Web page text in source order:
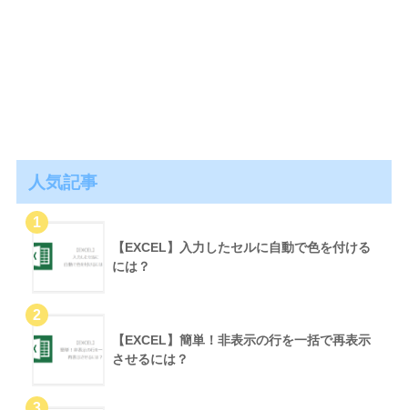
人気記事
【EXCEL】入力したセルに自動で色を付ける
には？
【EXCEL】簡単！非表示の行を一括で再表示
させるには？